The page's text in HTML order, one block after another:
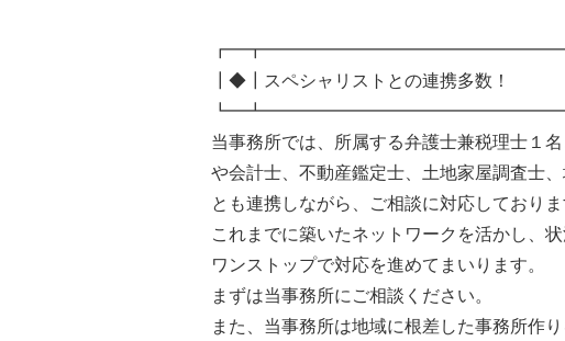
┃◆┃スペシャリストとの連携多数！
当事務所では、所属する弁護士兼税理士１
や会計士、不動産鑑定士、土地家屋調査士
とも連携しながら、ご相談に対応しておりま
これまでに築いたネットワークを活かし、
ワンストップで対応を進めてまいります。
まずは当事務所にご相談ください。
また、当事務所は地域に根差した事務所作